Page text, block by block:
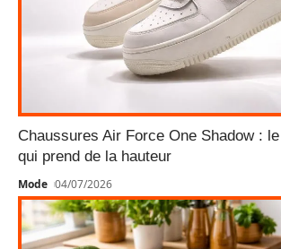
Chaussures Air Force One Shadow :
qui prend de la hauteur
Mode 04/07/2026